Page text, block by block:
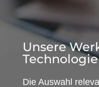
Unsere
Die Auswahl